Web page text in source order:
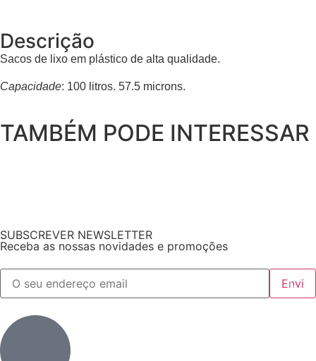
Descrição
Sacos de lixo em plástico de alta qualidade.
Capacidade: 100 litros. 57.5 microns.
TAMBÉM PODE INTERESSAR
SUBSCREVER NEWSLETTER
Receba as nossas novidades e promoções